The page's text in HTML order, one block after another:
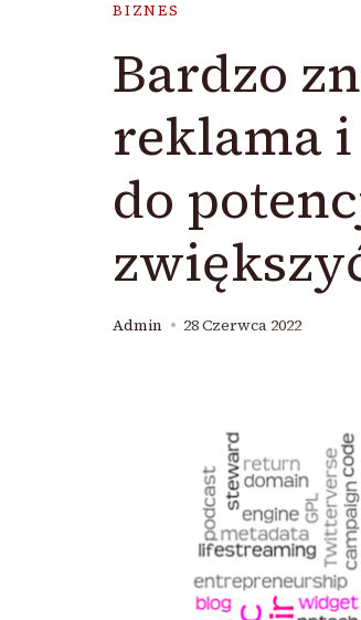
BIZNES
Bardzo
reklama
do
Admin 28 Czerwca 2022